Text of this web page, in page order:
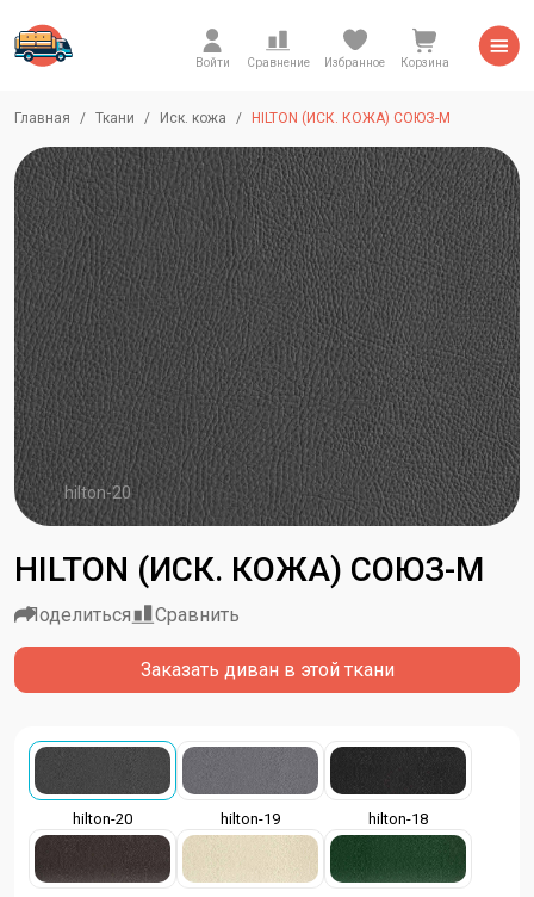
Войти Сравнение Избранное Корзина
Главная Ткани Иск. кожа HILTON (ИСК. КОЖА) СОЮЗ-М
hilton-20
HILTON (ИСК. КОЖА) СОЮЗ-М
Заказать диван в этой ткани
Поделиться Сравнить
hilton-20 hilton-19 hilton-18